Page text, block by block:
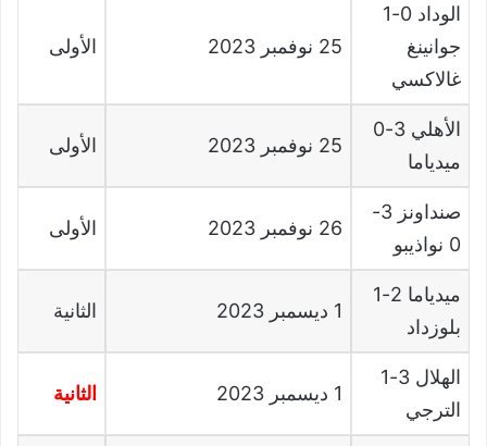
الوداد 0-1
جوانينغ
غالاكسي
25 نوفمبر 2023 الأولى
الأهلي 3-0
ميدياما
25 نوفمبر 2023 الأولى
صنداونز 3-
0 نواذيبو
26 نوفمبر 2023 الأولى
ميدياما
بلوزداد
1 ديسمبر 2023 الثانية
الهلال 3-1
الترجي
1 ديسمبر 2023 الثانية